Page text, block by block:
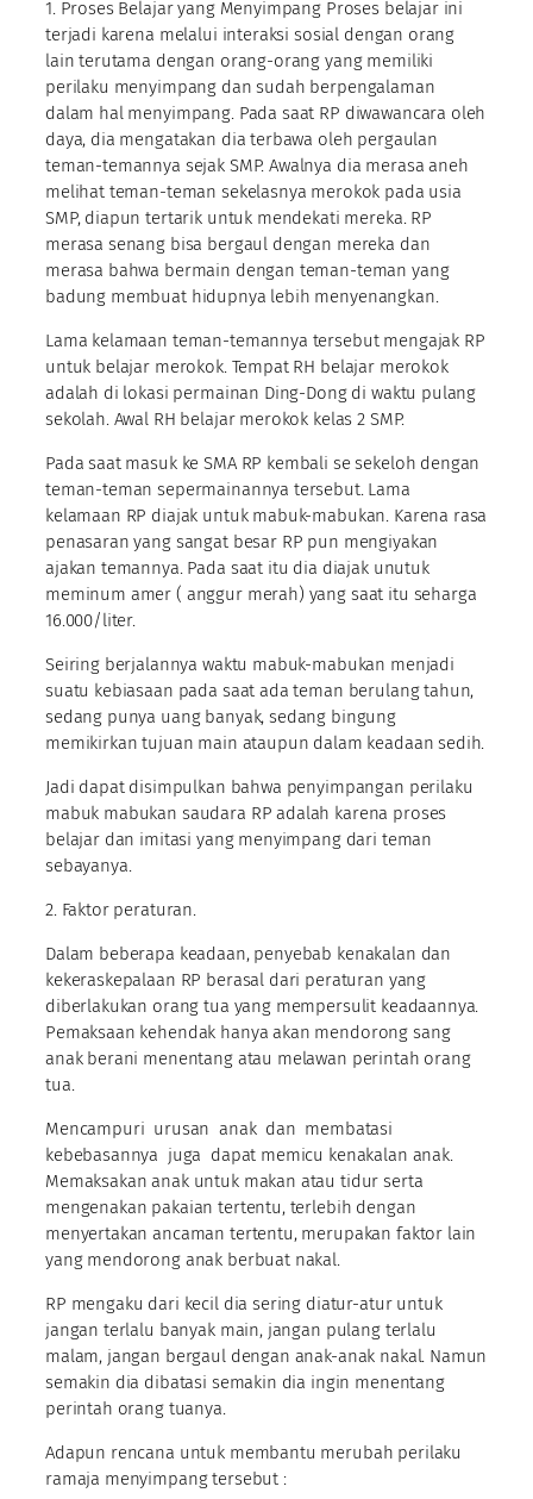
1. Proses Belajar yang Menyimpang Proses belajar ini
terjadi karena melalui interaksi sosial dengan orang
lain terutama dengan orang-orang yang memiliki
perilaku menyimpang dan sudah berpengalaman
dalam hal menyimpang. Pada saat RP diwawancara oleh
daya, dia mengatakan dia terbawa oleh pergaulan
teman-temannya sejak SMP. Awalnya dia merasa aneh
melihat teman-teman sekelasnya merokok pada usia
SMP, diapun tertarik untuk mendekati mereka. RP
merasa senang bisa bergaul dengan mereka dan
merasa bahwa bermain dengan teman-teman yang
badung membuat hidupnya lebih menyenangkan.
Lama kelamaan teman-temannya tersebut mengajak RP
untuk belajar merokok. Tempat RH belajar merokok
adalah di lokasi permainan Ding-Dong di waktu pulang
sekolah. Awal RH belajar merokok kelas 2 SMP.
Pada saat masuk ke SMA RP kembali se sekeloh dengan
teman-teman sepermainannya tersebut. Lama
kelamaan RP diajak untuk mabuk-mabukan. Karena rasa
penasaran yang sangat besar RP pun mengiyakan
ajakan temannya. Pada saat itu dia diajak unutuk
meminum amer ( anggur merah) yang saat itu seharga
16.000/liter.
Seiring berjalannya waktu mabuk-mabukan menjadi
suatu kebiasaan pada saat ada teman berulang tahun,
sedang punya uang banyak, sedang bingung
memikirkan tujuan main ataupun dalam keadaan sedih.
Jadi dapat disimpulkan bahwa penyimpangan perilaku
mabuk mabukan saudara RP adalah karena proses
belajar dan imitasi yang menyimpang dari teman
sebayanya.
2. Faktor peraturan.
Dalam beberapa keadaan, penyebab kenakalan dan
kekeraskepalaan RP berasal dari peraturan yang
diberlakukan orang tua yang mempersulit keadaannya.
Pemaksaan kehendak hanya akan mendorong sang
anak berani menentang atau melawan perintah orang
tua.
Mencampuri urusan anak dan membatasi
kebebasannya juga dapat memicu kenakalan anak.
Memaksakan anak untuk makan atau tidur serta
mengenakan pakaian tertentu, terlebih dengan
menyertakan ancaman tertentu, merupakan faktor lain
yang mendorong anak berbuat nakal.
RP mengaku dari kecil dia sering diatur-atur untuk
jangan terlalu banyak main, jangan pulang terlalu
malam, jangan bergaul dengan anak-anak nakal. Namun
semakin dia dibatasi semakin dia ingin menentang
perintah orang tuanya.
Adapun rencana untuk membantu merubah perilaku
ramaja menyimpang tersebut :